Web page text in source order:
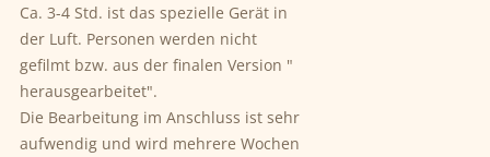
Ca. 3-4 Std. ist das spezielle Gerät in
der Luft. Personen werden nicht
gefilmt bzw. aus der finalen Version "
herausgearbeitet".
Die Bearbeitung im Anschluss ist sehr
aufwendig und wird mehrere Wochen